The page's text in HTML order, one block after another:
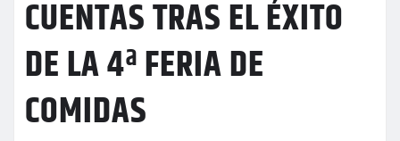
CUENTAS TRAS EL ÉXITO
DE LA 4ª FERIA DE
COMIDAS